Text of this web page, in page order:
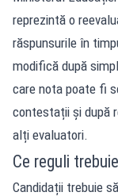
reprezintă o
răspunsurile în
modifică după
care nota poate fi
contestații și după
alți evaluatori.
Ce reguli
Candidații trebuie